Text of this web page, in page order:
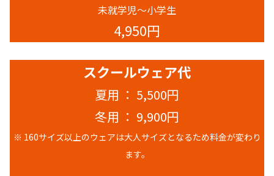
未就学児～小学生
4,950円
スクールウェア代
夏用 ： 5,500円
冬用 ： 9,900円
※ 160サイズ以上のウェアは大人サイズとなるため料金が変わり
ます。